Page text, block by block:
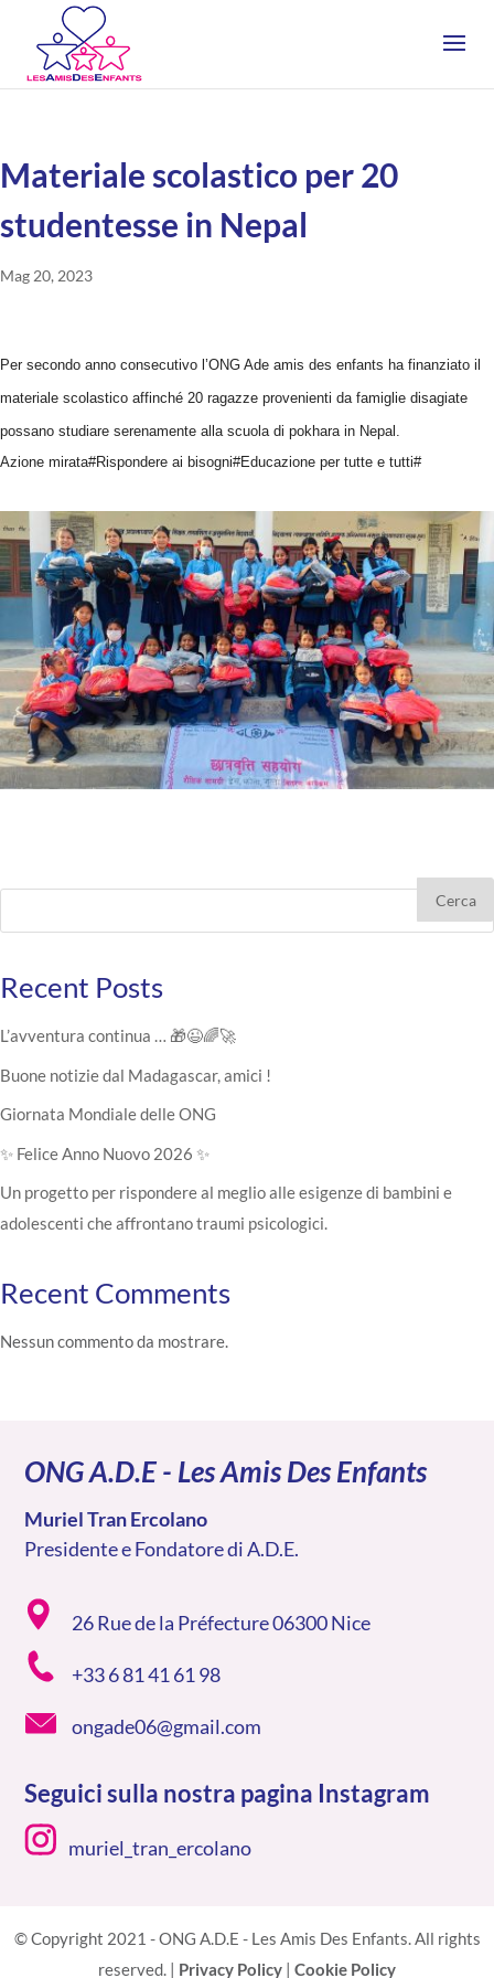
Materiale scolastico per 20
studentesse in Nepal
Mag 20, 2023
Per secondo anno consecutivo l’ONG Ade amis des enfants ha finanziato il
materiale scolastico affinché 20 ragazze provenienti da famiglie disagiate
possano studiare serenamente alla scuola di pokhara in Nepal.
Azione mirata#Rispondere ai bisogni#Educazione per tutte e tutti#
Cerca
Recent Posts
L’avventura continua … 🎁😉🌈🚀
Buone notizie dal Madagascar, amici !
Giornata Mondiale delle ONG
✨ Felice Anno Nuovo 2026 ✨
Un progetto per rispondere al meglio alle esigenze di bambini e
adolescenti che affrontano traumi psicologici.
Recent Comments
Nessun commento da mostrare.
ONG A.D.E - Les Amis Des Enfants
Muriel Tran Ercolano
Presidente e Fondatore di A.D.E.
26 Rue de la Préfecture 06300 Nice
+33 6 81 41 61 98
ongade06@gmail.com
Seguici sulla nostra pagina Instagram
muriel_tran_ercolano
© Copyright 2021 - ONG A.D.E - Les Amis Des Enfants. All rights
reserved. | Privacy Policy | Cookie Policy